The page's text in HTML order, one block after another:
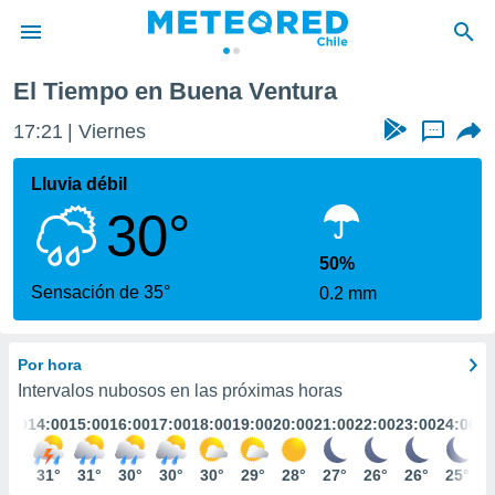
de
por
se
calidad.
a este
las
y
forma
digital
basada
El Tiempo en Buena Ventura
17:21 Viernes ...
Lluvia débil
30°
Sensación de 35°
50%
0.2 mm
Por hora
Intervalos nubosos en las próximas horas
14:00
31°
15:00
31°
16:00
30°
17:00
30°
18:00
30°
19:00
29°
20:00
28°
21:00
27°
22:00
26°
23:00
26°
24:00
25°